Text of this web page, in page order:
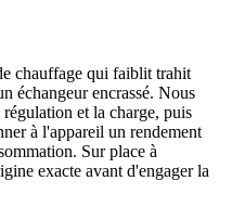
chauffage qui faiblit trahit
échangeur encrassé. Nous
et la charge, puis
à l'appareil un rendement
Sur place à
exacte avant d'engager la